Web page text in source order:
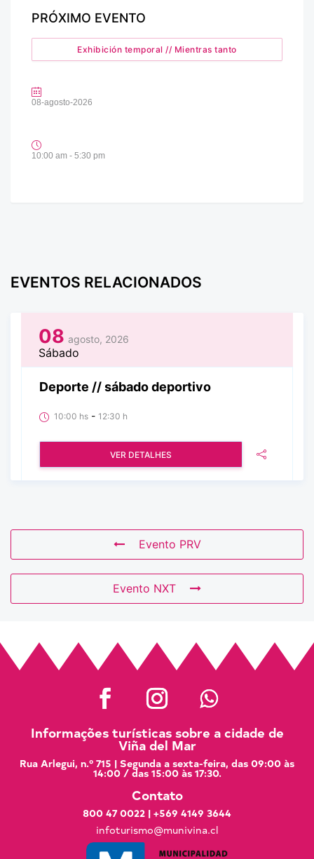
PRÓXIMO EVENTO
Exhibición temporal // Mientras tanto
08-agosto-2026
10:00 am - 5:30 pm
EVENTOS RELACIONADOS
08 agosto, 2026
Sábado
Deporte // sábado deportivo
10:00 hs - 12:30 h
VER DETALHES
Evento PRV
Evento NXT
Informações turísticas sobre a cidade de
Viña del Mar
Rua Arlegui, n.º 715 | Segunda a sexta-feira, das 09:00 às
14:00 / das 15:00 às 17:30.
Contato
800 47 0022 | +569 4149 3644
infoturismo@munivina.cl